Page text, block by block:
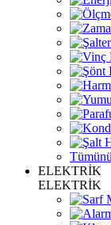
ELEKTRİK
ELEKTRİK